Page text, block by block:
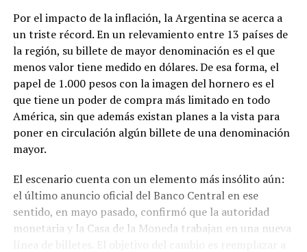
Por el impacto de la inflación, la Argentina se acerca a
un triste récord. En un relevamiento entre 13 países de
la región, su billete de mayor denominación es el que
menos valor tiene medido en dólares. De esa forma, el
papel de 1.000 pesos con la imagen del hornero es el
que tiene un poder de compra más limitado en todo
América, sin que además existan planes a la vista para
poner en circulación algún billete de una denominación
mayor.
El escenario cuenta con un elemento más insólito aún:
el último anuncio oficial del Banco Central en ese
sentido, en mayo pasado, confirmó que la autoridad
monetaria y la Casa de la Moneda trabajan en una nueva